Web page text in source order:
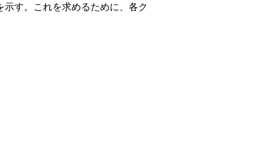
す。これを求めるために、各ク